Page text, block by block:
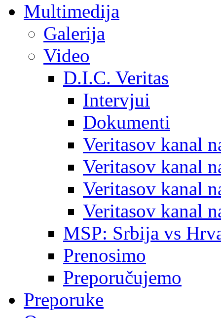
Multimedija
Galerija
Video
D.I.C. Veritas
Intervjui
Dokumenti
Veritasov kanal
Veritasov kanal
Veritasov kanal
Veritasov kanal
MSP: Srbija vs
Prenosimo
Preporučujemo
Preporuke